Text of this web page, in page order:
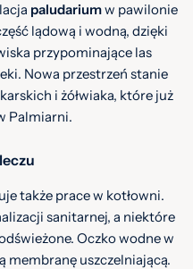
paludariumw pawilonie
lądową i wodną, dzięki
przypominające las
Nowa przestrzeń stanie
i żółwiaka, które już
Palmiarni.
także prace w kotłowni.
sanitarnej, a niektóre
Oczko wodne w
uszczelniającą.